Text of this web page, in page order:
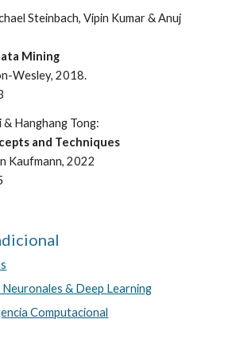
Steinbach, Vipin Kumar & Anuj
Mining
Wesley, 2018.
& Hanghang Tong:
and Techniques
Kaufmann, 2022
Neuronales & Deep Learning
Computacional